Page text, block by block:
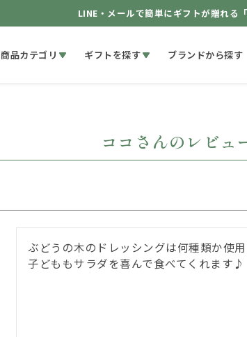
LINE・メールで簡単にギフトが贈れる「
商品カテゴリ ギフトを探す ブランドから探す
ココさんのレビュ
ぶどうの木のドレッシングは何種類か使
子どももサラダを喜んで食べてくれます♪